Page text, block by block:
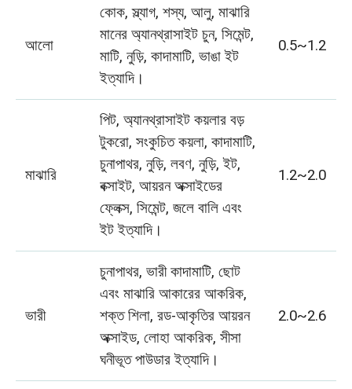
আলো
কোক, স্ল্যাগ, শস্য, আলু, মাঝারি
মানের অ্যানথ্রাসাইট চুন, সিমেন্ট,
মাটি, নুড়ি, কাদামাটি, ভাঙা ইট
ইত্যাদি।
0.5~1.2
মাঝারি
পিট, অ্যানথ্রাসাইট কয়লার বড়
টুকরো, সংকুচিত কয়লা, কাদামাটি,
চুনাপাথর, নুড়ি, লবণ, নুড়ি, ইট,
বক্সাইট, আয়রন অক্সাইডের
ফ্লেক্স, সিমেন্ট, জলে বালি এবং
ইট ইত্যাদি।
1.2~2.0
ভারী
চুনাপাথর, ভারী কাদামাটি, ছোট
এবং মাঝারি আকারের আকরিক,
শক্ত শিলা, রড-আকৃতির আয়রন
অক্সাইড, লোহা আকরিক, সীসা
ঘনীভূত পাউডার ইত্যাদি।
2.0~2.6